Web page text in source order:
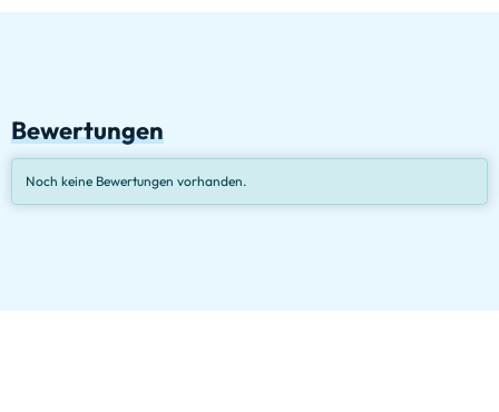
Bewertungen
Noch keine Bewertungen vorhanden.